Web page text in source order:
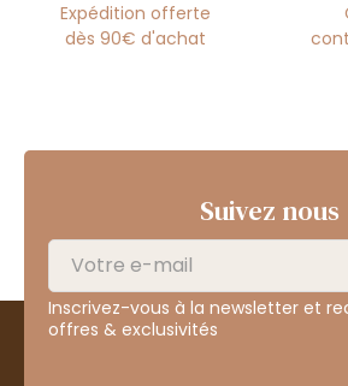
Expédition offerte
dès 90€ d'achat
Suivez nous
Inscrivez-vous à la newsletter et
offres & exclusivités